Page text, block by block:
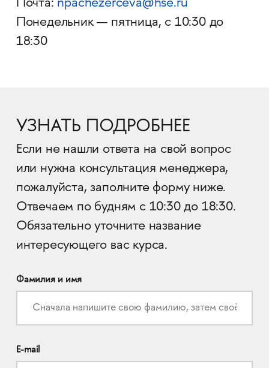
Почта: npachezerceva@hse.ru
Понедельник — пятница, с 10:30 до
18:30
УЗНАТЬ ПОДРОБНЕЕ
Если не нашли ответа на свой вопрос
или нужна консультация менеджера,
пожалуйста, заполните форму ниже.
Отвечаем по будням с 10:30 до 18:30.
Обязательно уточните название
интересующего вас курса.
Фамилия и имя
E-mail